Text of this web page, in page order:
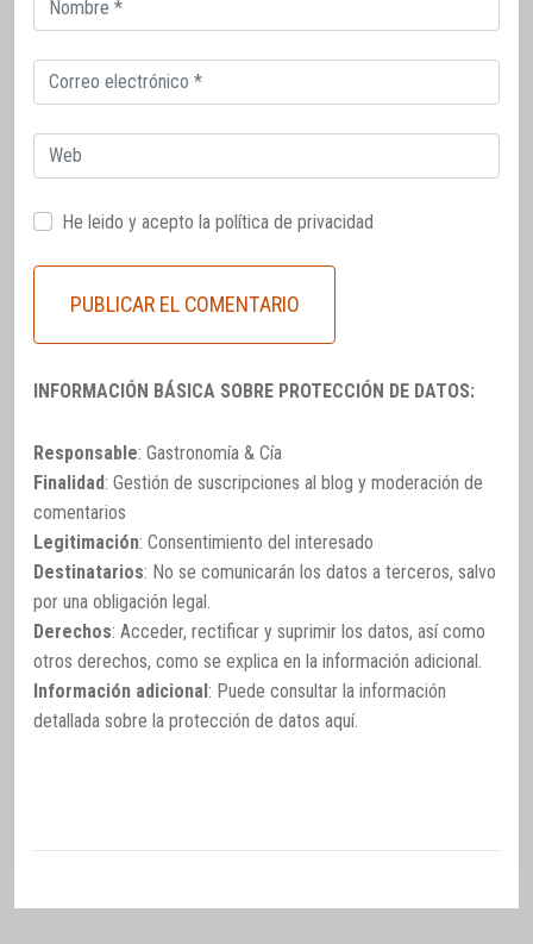
electrónico
Correo
electrónico
Web
He leido y acepto la política de privacidad
INFORMACIÓN BÁSICA SOBRE PROTECCIÓN DE DATOS:
Responsable: Gastronomía & Cía
Finalidad: Gestión de suscripciones al blog y moderación de
comentarios
Legitimación: Consentimiento del interesado
Destinatarios: No se comunicarán los datos a terceros, salvo
por una obligación legal.
Derechos: Acceder, rectificar y suprimir los datos, así como
otros derechos, como se explica en la información adicional.
Información adicional : Puede consultar la información
detallada sobre la protección de datos aquí.